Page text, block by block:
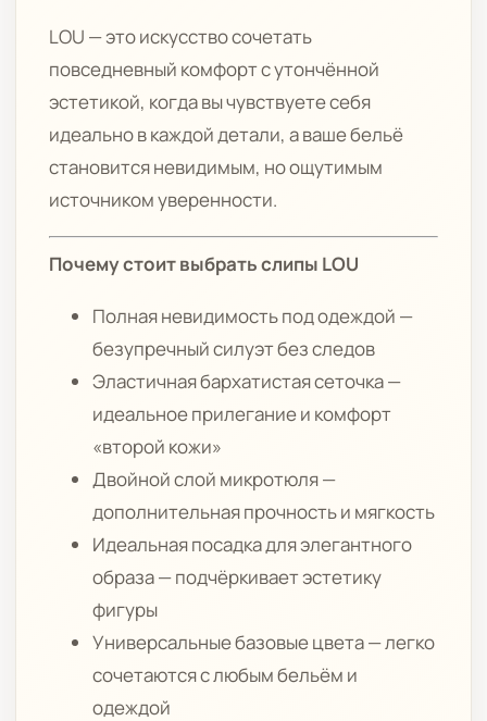
LOU — это искусство сочетать
повседневный комфорт с утончённой
эстетикой, когда вы чувствуете себя
идеально в каждой детали, а ваше бельё
становится невидимым, но ощутимым
источником уверенности.
Почему стоит выбрать слипы LOU
Полная невидимость под одеждой —
безупречный силуэт без следов
Эластичная бархатистая сеточка —
идеальное прилегание и комфорт
«второй кожи»
Двойной слой микротюля —
дополнительная прочность и мягкость
Идеальная посадка для элегантного
образа — подчёркивает эстетику
фигуры
Универсальные базовые цвета — легко
сочетаются с любым бельём и
одеждой